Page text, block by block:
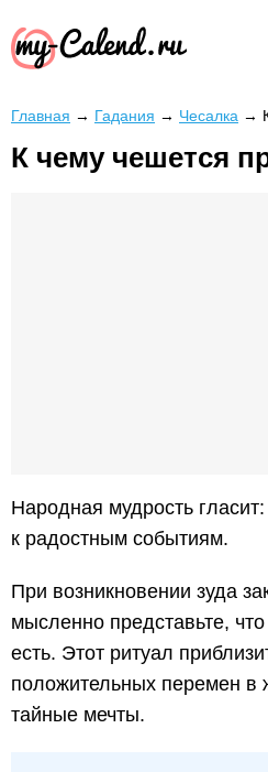
Главная → Гадания → Чесалка →
К чему чешется
Народная мудрость
к радостным событиям.
При возникновении зуда
мысленно представьте,
есть. Этот ритуал
положительных перемен в
тайные мечты.